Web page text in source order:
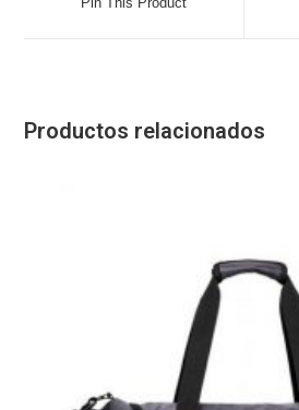
new
Productos relacionados